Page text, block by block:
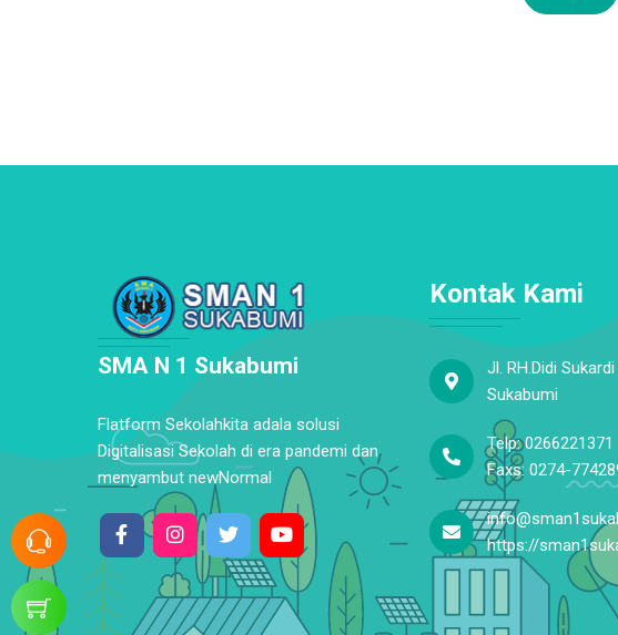
SMA N 1 Sukabumi
Flatform Sekolahkita adala solusi
Digitalisasi Sekolah di era pandemi dan
menyambut newNormal
Kontak Kami
Jl. RH.Didi
Sukabumi
Telp: 0266221371
Faxs: 0274-
https://